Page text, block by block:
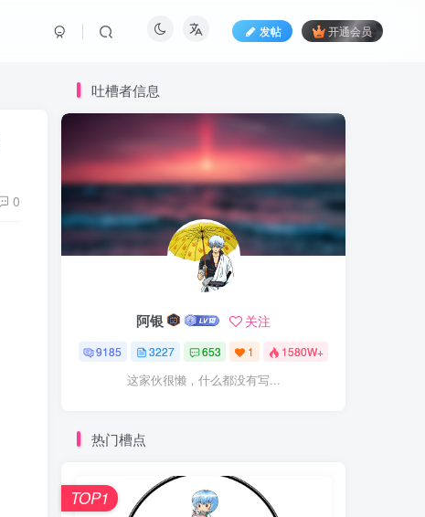
发帖 开通会员
0
吐槽者信息
阿银 关注
9185 3227 653 1 1580W+
这家伙很懒，什么都没有写...
热门槽点
TOP1